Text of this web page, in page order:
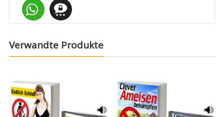
Verwandte Produkte